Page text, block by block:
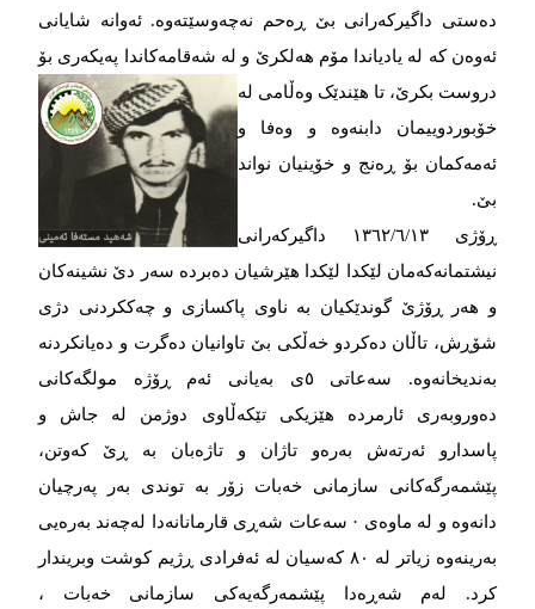
دەستی داگیرکەرانی بێ ڕەحم نەچەوسێتەوە. ئەوانە شایانی
ئەوەن کە لە یادیاندا مۆم هەلکرێ و لە شەقامەکاندا پەیکەری بۆ
دروست بکرێ، تا هێندێک وەڵامی لە
خۆبوردوییمان دابنەوە و وەفا و
ئەمەکمان بۆ ڕەنج و خۆینیان نواند
بێ.
ڕۆژی ۱۳٦۲/٦/۱۳ داگیرکەرانی
نیشتمانەکەمان لێکدا لێکدا هێرشیان دەبردە سەر دێ نشینەکان
و هەر ڕۆژێ گوندێکیان بە ناوی پاکسازی و چەککردنی دژی
شۆڕش، تاڵان دەکردو خەڵکی بێ تاوانیان دەگرت و دەیانکردنە
بەندیخانەوە. سەعاتی ٥ی بەیانی ئەم ڕۆژە مولگەکانی
دەوروبەری ئارمردە هێزیکی تێکەڵاوی دوژمن لە جاش و
پاسدارو ئەرتەش بەرەو تاژان و تاژەبان بە ڕێ کەوتن،
پێشمەرگەکانی سازمانی خەبات زۆر بە توندی بەر پەرچیان
دانەوە و لە ماوەی · سەعات شەڕی قارمانانەدا لەچەند بەرەیی
بەرینەوە زیاتر لە ٨۰ کەسیان لە ئەفرادی ڕژیم کوشت وبریندار
کرد. لەم شەڕەدا پێشمەرگەیەکی سازمانی خەبات ،